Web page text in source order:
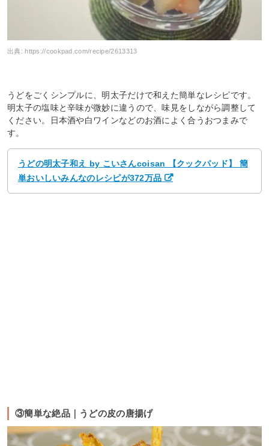
出典:https://cookpad.com/recipe/2613313
うどをごくシンプルに、明太子だけで和えた簡単なレシピです。
明太子の塩味と辛味が微妙に違うので、味見をしながら調整して
ください。日本酒や白ワインなどのお酒によく合うおつまみで
す。
うどの明太子和え by こいさんcoisan 【クックパッド】 簡
単おいしいみんなのレシピが372万品
③簡単な絶品｜うどの皮の唐揚げ